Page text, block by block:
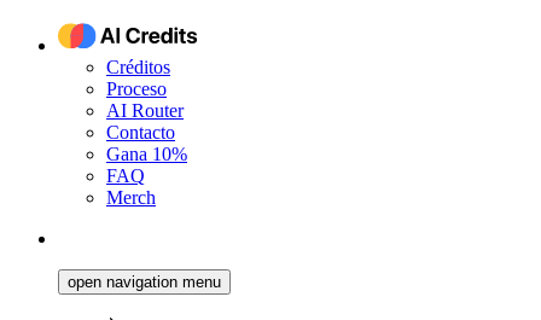
Créditos
Proceso
AI Router
Contacto
Gana 10%
FAQ
Merch
open navigation menu